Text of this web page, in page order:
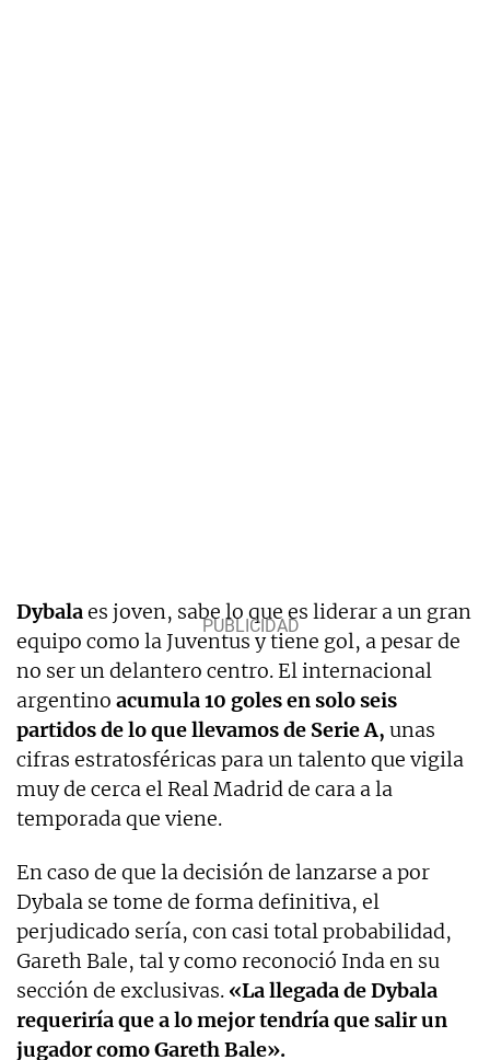
Dybalaes joven, sabe lo que es liderar a un gran
equipo como la Juventus y tiene gol, a pesar de
no ser un delantero centro. El internacional
argentino acumula 10 goles en solo seis
partidos de lo que llevamos de Serie A, unas
cifras estratosféricas para un talento que vigila
muy de cerca el Real Madrid de cara a la
temporada que viene.
En caso de que la decisión de lanzarse a por
Dybala se tome de forma definitiva, el
perjudicado sería, con casi total probabilidad,
Gareth Bale, tal y como reconoció Inda en su
sección de exclusivas. «La llegada de Dybala
requeriría que a lo mejor tendría que salir un
jugador como Gareth Bale».